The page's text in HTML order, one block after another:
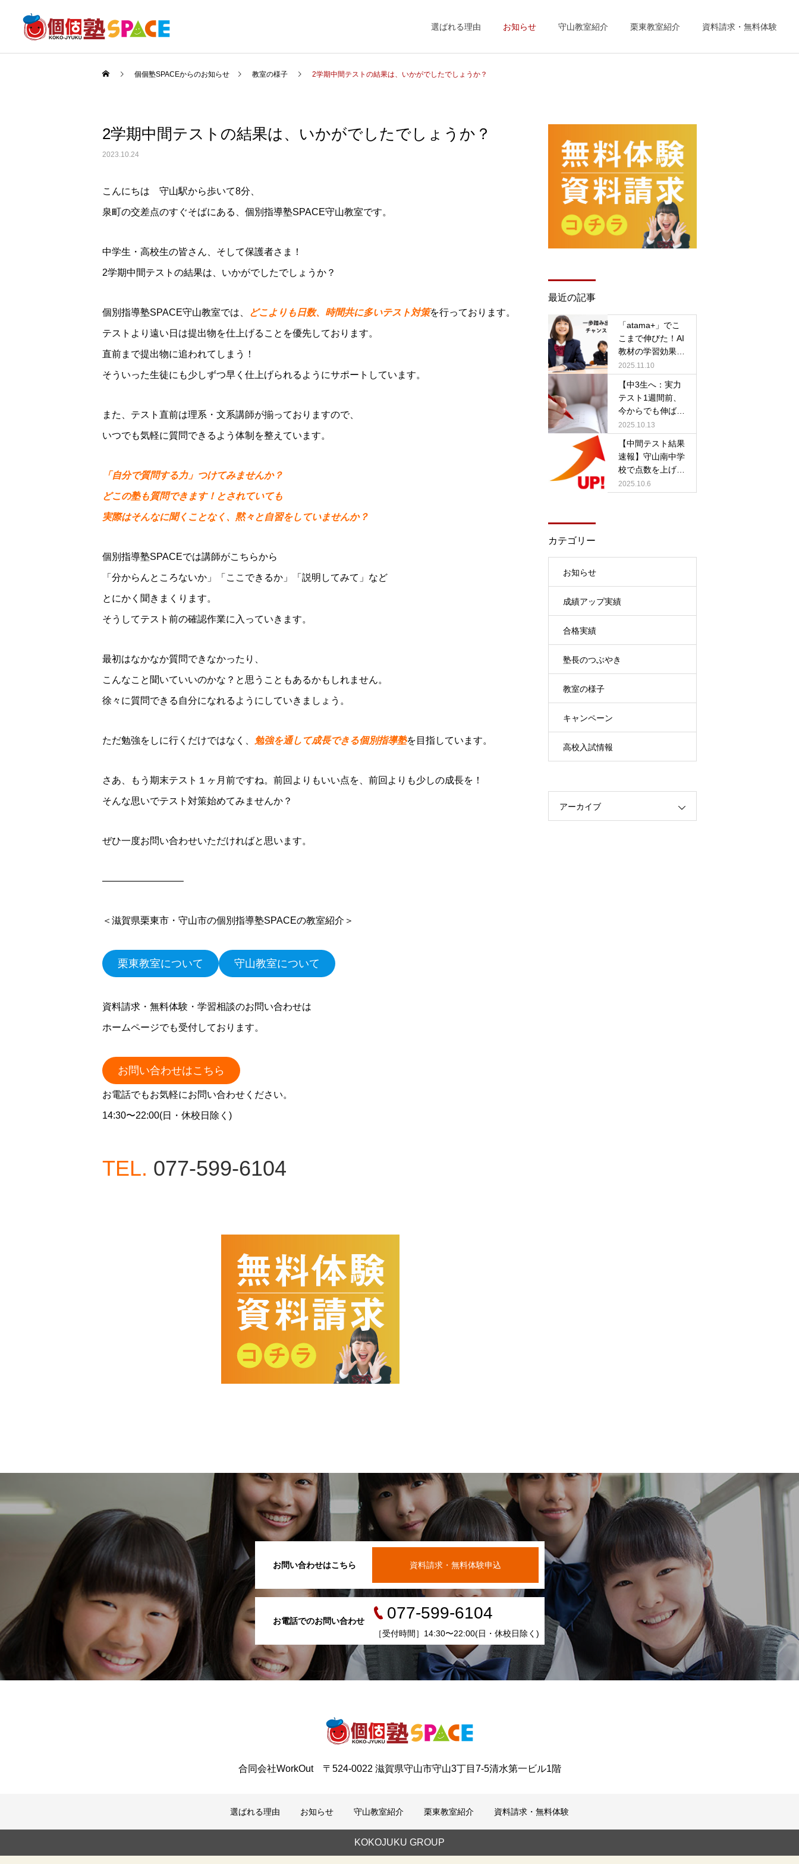
選ばれる理由 お知らせ 守山教室紹介 栗東教室紹介 資料請求・無料体験
個個塾SPACEからのお知らせ 教室の様子 2学期中間テストの結果は、いかがでしたでしょうか？
2学期中間テストの結果は、いかがでしたでしょうか？
2023.10.24
こんにちは 守山駅から歩いて8分、
泉町の交差点のすぐそばにある、個別指導塾SPACE守山教室です。
中学生・高校生の皆さん、そして保護者さま！
2学期中間テストの結果は、いかがでしたでしょうか？
個別指導塾SPACE守山教室では、 どこよりも日数、時間共に多いテスト対策を行っております。
テストより遠い日は提出物を仕上げることを優先しております。
直前まで提出物に追われてしまう！
そういった生徒にも少しずつ早く仕上げられるようにサポートしています。
また、テスト直前は理系・文系講師が揃っておりますので、
いつでも気軽に質問できるよう体制を整えています。
「自分で質問する力」つけてみませんか？
どこの塾も質問できます！とされていても
実際はそんなに聞くことなく、黙々と自習をしていませんか？
個別指導塾SPACEでは講師がこちらから
「分からんところないか」「ここできるか」「説明してみて」など
とにかく聞きまくります。
そうしてテスト前の確認作業に入っていきます。
最初はなかなか質問できなかったり、
こんなこと聞いていいのかな？と思うこともあるかもしれません。
徐々に質問できる自分になれるようにしていきましょう。
ただ勉強をしに行くだけではなく、 勉強を通して成長できる個別指導塾を目指しています。
さあ、もう期末テスト１ヶ月前ですね。前回よりもいい点を、前回よりも少しの成長を！
そんな思いでテスト対策始めてみませんか？
ぜひ一度お問い合わせいただければと思います。
————————–
＜滋賀県栗東市・守山市の個別指導塾SPACEの教室紹介＞
栗東教室について 守山教室について
資料請求・無料体験・学習相談のお問い合わせは
ホームページでも受付しております。
お問い合わせはこちら
お電話でもお気軽にお問い合わせください。
14:30〜22:00(日・休校日除く)
TEL. 077-599-6104
最近の記事
「atama+」でこ
こまで伸びた！AI
教材の学習効果が
すごい！栗東市、
守山市で塾をお探
しなら【個個塾S
PACE】
2025.11.10
【中3生へ：実力
テスト1週間前、
今からでも伸ばせ
る勉強法！】個個
塾SPACEはテス
ト対策をどこより
も長く丁寧に実施
しています！
2025.10.13
【中間テスト結果
速報】守山南中学
校で点数を上げる
なら個個塾SPAC
Eへ
2025.10.6
カテゴリー
お知らせ
成績アップ実績
合格実績
塾長のつぶやき
教室の様子
キャンペーン
高校入試情報
アーカイブ
お問い合わせはこちら 資料請求・無料体験申込
お電話でのお問い合わせ 077-599-6104
［受付時間］14:30〜22:00(日・休校日除く)
合同会社WorkOut 〒524-0022 滋賀県守山市守山3丁目7-5清水第一ビル1階
選ばれる理由 お知らせ 守山教室紹介 栗東教室紹介 資料請求・無料体験
KOKOJUKU GROUP